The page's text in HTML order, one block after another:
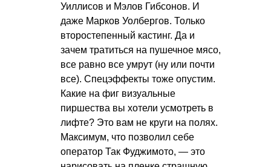
Уиллисов и Мэлов Гибсонов. И
даже Марков Уолбергов. Только
второстепенный кастинг. Да и
зачем тратиться на пушечное мясо,
все равно все умрут (ну или почти
все). Спецэффекты тоже опустим.
Какие на фиг визуальные
пиршества вы хотели усмотреть в
лифте? Это вам не круги на полях.
Максимум, что позволил себе
оператор Так Фуджимото, — это